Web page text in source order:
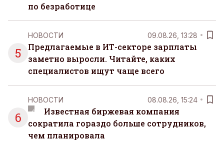
по безработице
5
НОВОСТИ 09.08.26, 13:28
Предлагаемые в ИТ-секторе зарплаты
заметно выросли. Читайте, каких
специалистов ищут чаще всего
6
НОВОСТИ 08.08.26, 15:24
Известная биржевая компания
сократила гораздо больше сотрудников,
чем планировала